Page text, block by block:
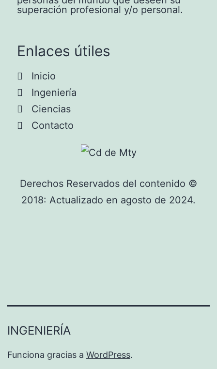
superación profesional y/o personal.
Enlaces útiles
Inicio
Ingeniería
Ciencias
Contacto
Derechos Reservados del contenido ©
2018: Actualizado en agosto de 2024.
INGENIERÍA
Funciona gracias a WordPress.